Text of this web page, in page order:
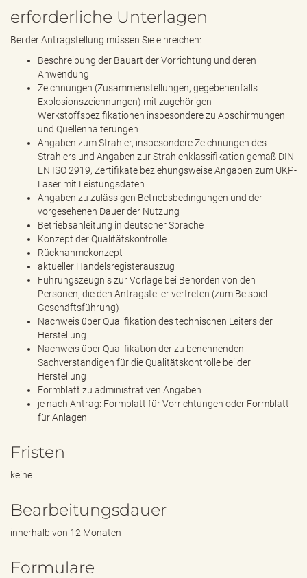
erforderliche Unterlagen
Bei der Antragstellung müssen Sie einreichen:
Beschreibung der Bauart der Vorrichtung und deren
Anwendung
Zeichnungen (Zusammenstellungen, gegebenenfalls
Explosionszeichnungen) mit zugehörigen
Werkstoffspezifikationen insbesondere zu Abschirmungen
und Quellenhalterungen
Angaben zum Strahler, insbesondere Zeichnungen des
Strahlers und Angaben zur Strahlenklassifikation gemäß DIN
EN ISO 2919, Zertifikate beziehungsweise Angaben zum UKP-
Laser mit Leistungsdaten
Angaben zu zulässigen Betriebsbedingungen und der
vorgesehenen Dauer der Nutzung
Betriebsanleitung in deutscher Sprache
Konzept der Qualitätskontrolle
Rücknahmekonzept
aktueller Handelsregisterauszug
Führungszeugnis zur Vorlage bei Behörden von den
Personen, die den Antragsteller vertreten (zum Beispiel
Geschäftsführung)
Nachweis über Qualifikation des technischen Leiters der
Herstellung
Nachweis über Qualifikation der zu benennenden
Sachverständigen für die Qualitätskontrolle bei der
Herstellung
Formblatt zu administrativen Angaben
je nach Antrag: Formblatt für Vorrichtungen oder Formblatt
für Anlagen
Fristen
keine
Bearbeitungsdauer
innerhalb von 12 Monaten
Formulare